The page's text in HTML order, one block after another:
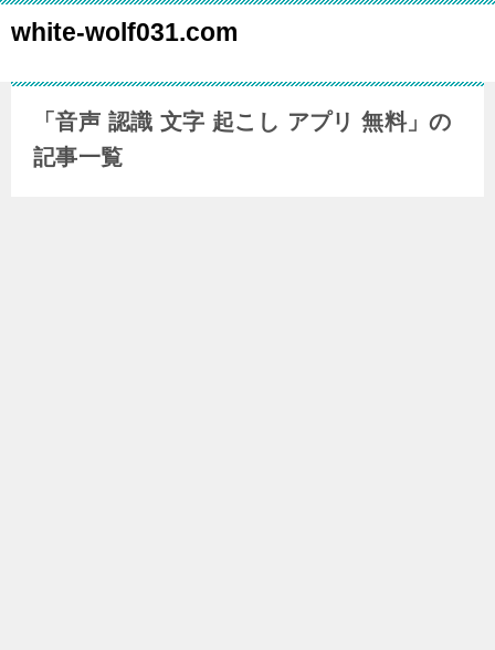
white-wolf031.com
「音声 認識 文字 起こし アプリ 無料」の
記事一覧